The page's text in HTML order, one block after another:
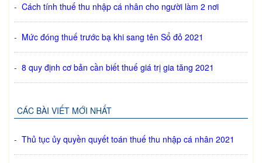
- Cách tính thuế thu nhập cá nhân cho người làm 2 nơi
- Mức đóng thuế trước bạ khi sang tên Sổ đỏ 2021
- 8 quy định cơ bản cần biết thuế giá trị gia tăng 2021
CÁC BÀI VIẾT MỚI NHẤT
- Thủ tục ủy quyền quyết toán thuế thu nhập cá nhân 2021